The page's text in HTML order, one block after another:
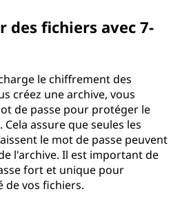
des fichiers avec 7-
le chiffrement des
créez une archive, vous
de passe pour protéger le
Cela assure que seules les
le mot de passe peuvent
l'archive. Il est important de
fort et unique pour
de vos fichiers.